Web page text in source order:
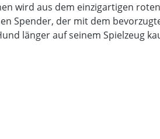
wird aus dem einzigartigen
Spender, der mit dem
länger auf seinem Spielzeug